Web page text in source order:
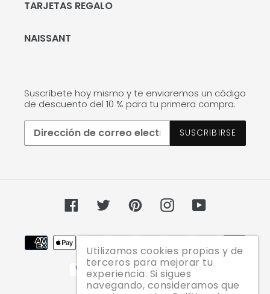
TARJETAS REGALO
NAISSANT
Suscríbete hoy mismo y te enviaremos un código
de descuento del 10 % para tu primera compra.
SUSCRIBIRSE
FacebookTwitterPinterestInstagramYouTube
Métodos
de
pago
Utilizamos cookies propias y de
terceros para mejorar tu
experiencia. Si sigues
navegando, consideramos que